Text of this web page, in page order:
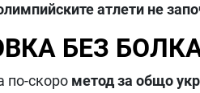
атлети не
БЕЗ
по-скоро метод за общо